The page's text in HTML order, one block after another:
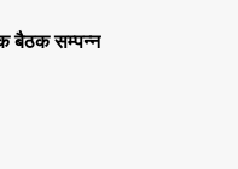
बैठक सम्पन्न